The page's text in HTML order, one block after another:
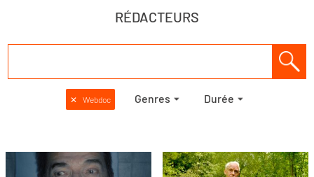
RÉDACTEURS
✕ Webdoc Genres Durée